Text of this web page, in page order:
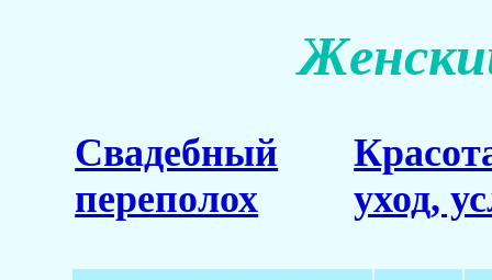
Свадебный
переполох
уход,